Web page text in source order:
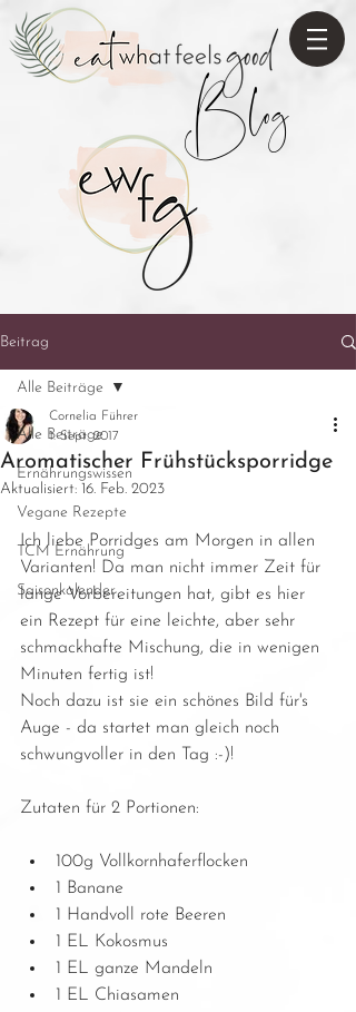
Blog
Beitrag
Alle Beiträge
Ernährungswissen
Vegane Rezepte
TCM Ernährung
Saisonkalender
Alle Beiträge
Aromatischer Frühstücksporridge
Cornelia Führer
1. Sept. 2017
Aktualisiert: 16. Feb. 2023
Ich liebe Porridges am Morgen in allen
Varianten! Da man nicht immer Zeit für
lange Vorbereitungen hat, gibt es hier
ein Rezept für eine leichte, aber sehr
schmackhafte Mischung, die in wenigen
Minuten fertig ist!
Noch dazu ist sie ein schönes Bild für's
Auge - da startet man gleich noch
schwungvoller in den Tag :-)!
Zutaten für 2 Portionen:
100g Vollkornhaferflocken
1 Banane
1 Handvoll rote Beeren
1 EL Kokosmus
1 EL ganze Mandeln
1 EL Chiasamen